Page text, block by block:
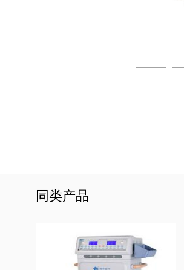
同类产品